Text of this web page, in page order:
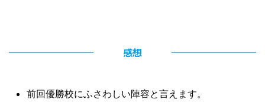
感想
前回優勝校にふさわしい陣容と言えます。